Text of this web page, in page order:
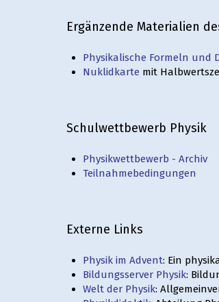
Ergänzende Materialien
Physikalische Formeln und
Nuklidkarte mit
Schulwettbewerb Physik
Physikwettbewerb - Archiv
Teilnahmebedingungen
Externe Links
Physik im Advent: Ein
Bildungsserver Physik:
Welt der Physik: